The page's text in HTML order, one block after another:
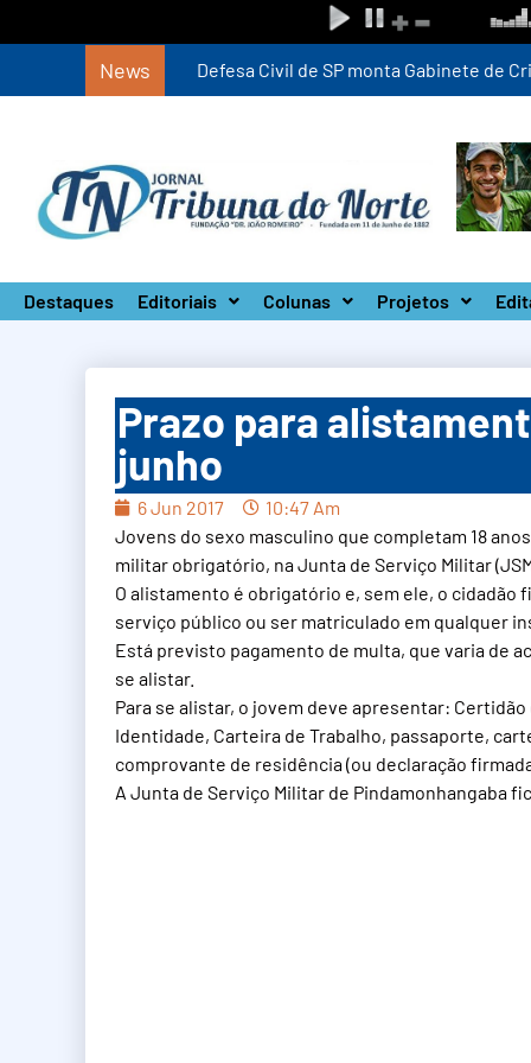
News Defesa Civil de SP monta Gabinete de
Destaques Editoriais Colunas Projetos
Prazo para
junho
6 Jun 2017
10:47 Am
Jovens do sexo masculino que completam 18
militar obrigatório, na Junta de Serviço Militar
O alistamento é obrigatório e, sem ele, o
serviço público ou ser matriculado em qualquer
Está previsto pagamento de multa, que varia de
se alistar.
Para se alistar, o jovem deve apresentar:
Identidade, Carteira de Trabalho, passaporte,
comprovante de residência (ou declaração
A Junta de Serviço Militar de Pindamonhangaba